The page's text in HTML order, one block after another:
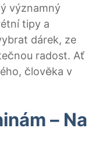
významný
tipy a
dárek, ze
radost. Ať
člověka v
– Na